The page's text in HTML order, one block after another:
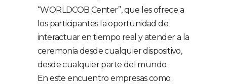
“WORLDCOB Center”, que les ofrece a
los participantes la oportunidad de
interactuar en tiempo real y atender a la
ceremonia desde cualquier dispositivo,
desde cualquier parte del mundo.
En este encuentro empresas como: